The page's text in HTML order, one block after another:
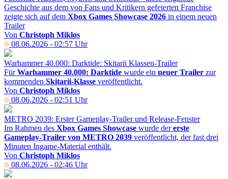
Geschichte aus dem von Fans und Kritikern gefeierten Franchise
zeigte sich auf dem Xbox Games Showcase 2026 in einem neuen
Trailer
Von Christoph Miklos
08.06.2026 - 02:57 Uhr
Warhammer 40.000: Darktide: Skitarii Klassen-Trailer
FürWarhammer 40.000: Darktide wurde ein neuer Trailer zur
kommenden Skitarii-Klasse veröffentlicht.
Von Christoph Miklos
08.06.2026 - 02:51 Uhr
METRO 2039: Erster Gameplay-Trailer und Release-Fenster
Im Rahmen des Xbox Games Showcase wurde dererste
Gameplay-Trailer von METRO 2039 veröffentlicht, der fast drei
Minuten Ingame-Material enthält.
Von Christoph Miklos
08.06.2026 - 02:46 Uhr